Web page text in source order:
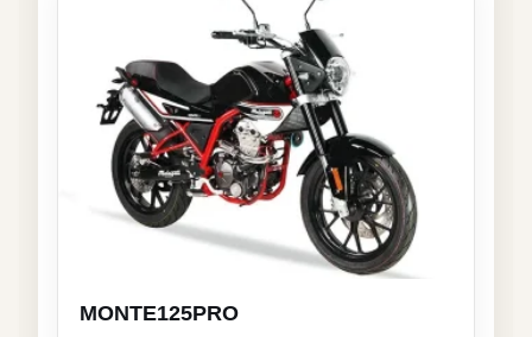
MONTE125PRO